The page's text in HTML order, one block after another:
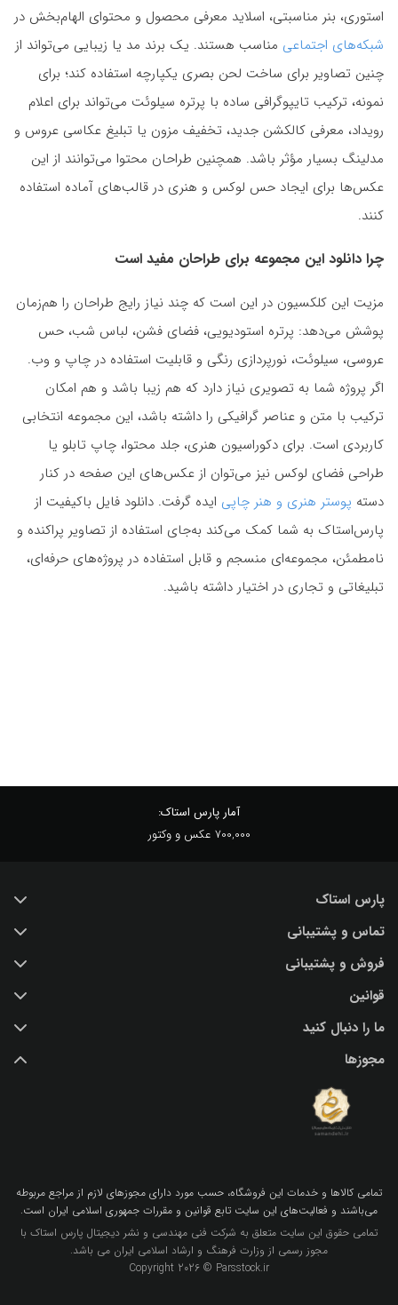
استوری، بنر مناسبتی، اسلاید معرفی محصول و محتوای الهام‌بخش در
شبکه‌های اجتماعی مناسب هستند. یک برند مد یا زیبایی می‌تواند از
چنین تصاویر برای ساخت لحن بصری یکپارچه استفاده کند؛ برای
نمونه، ترکیب تایپوگرافی ساده با پرتره سیلوئت می‌تواند برای اعلام
رویداد، معرفی کالکشن جدید، تخفیف مزون یا تبلیغ عکاسی عروس و
مدلینگ بسیار مؤثر باشد. همچنین طراحان محتوا می‌توانند از این
عکس‌ها برای ایجاد حس لوکس و هنری در قالب‌های آماده استفاده
کنند.
چرا دانلود این مجموعه برای طراحان مفید است
مزیت این کلکسیون در این است که چند نیاز رایج طراحان را هم‌زمان
پوشش می‌دهد: پرتره استودیویی، فضای فشن، لباس شب، حس
عروسی، سیلوئت، نورپردازی رنگی و قابلیت استفاده در چاپ و وب.
اگر پروژه شما به تصویری نیاز دارد که هم زیبا باشد و هم امکان
ترکیب با متن و عناصر گرافیکی را داشته باشد، این مجموعه انتخابی
کاربردی است. برای دکوراسیون هنری، جلد محتوا، چاپ تابلو یا
طراحی فضای لوکس نیز می‌توان از عکس‌های این صفحه در کنار
دسته پوستر هنری و هنر چاپی ایده گرفت. دانلود فایل باکیفیت از
پارس‌استاک به شما کمک می‌کند به‌جای استفاده از تصاویر پراکنده و
نامطمئن، مجموعه‌ای منسجم و قابل استفاده در پروژه‌های حرفه‌ای،
تبلیغاتی و تجاری در اختیار داشته باشید.
آمار پارس استاک:
700,000 عکس و وکتور
پارس استاک
خرید عکس با کیفیت
درباره ما
پرسش و پاسخ
اشتراک / تمدید
بلاگ پارس استاک
نکات و ترفندهای طراحی گرافیکی
تماس و پشتیبانی
تماس با ما
فروش و پشتیبانی
(IR) 021 28428845
support@parsstock.ir
قوانین
شرایط استفاده از وب سایت
سیاست حفظ حریم شخصی کاربران
ما را دنبال کنید
مجوزها
تمامي كالاها و خدمات اين فروشگاه، حسب مورد داراي مجوزهاي لازم از مراجع مربوطه
مي‌باشند و فعاليت‌هاي اين سايت تابع قوانين و مقررات جمهوري اسلامي ايران است.
تمامی حقوق این سایت متعلق به شرکت فنی مهندسی و نشر دیجیتال پارس استاک با
مجوز رسمی از وزارت فرهنگ و ارشاد اسلامی ایران می باشد.
Copyright 2026 © Parsstock.ir